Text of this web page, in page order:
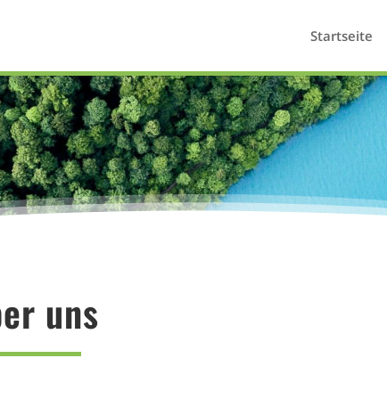
Startseite
uns